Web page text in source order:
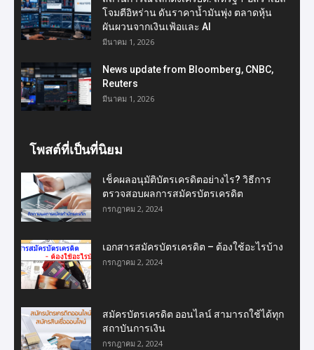
โจมตีอิหร่าน ดันราคาน้ำมันพุ่ง ตลาดหุ้น
ผันผวนจากเงินเฟ้อและ AI
มีนาคม 1, 2026
News update from Bloomberg, CNBC,
Reuters
มีนาคม 1, 2026
โพสต์ที่เป็นที่นิยม
เช็คผลอนุมัติบัตรเครดิตอย่างไร? วิธีการ
ตรวจสอบผลการสมัครบัตรเครดิต
กรกฎาคม 2, 2024
เอกสารสมัครบัตรเครดิต – ต้องใช้อะไรบ้าง
กรกฎาคม 2, 2024
สมัครบัตรเครดิต ออนไลน์ สามารถใช้ได้ทุก
สถาบันการเงิน
กรกฎาคม 2, 2024